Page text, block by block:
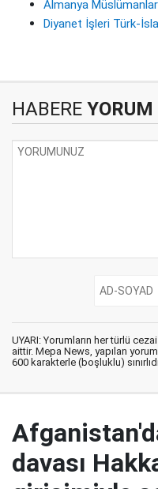
Almanya
Diyanet İşleri Türk-
HABERE
UYARI: Yorumların her türlü
aittir. Mepa News, yapılan
600 karakterle (boşluklu)
davası